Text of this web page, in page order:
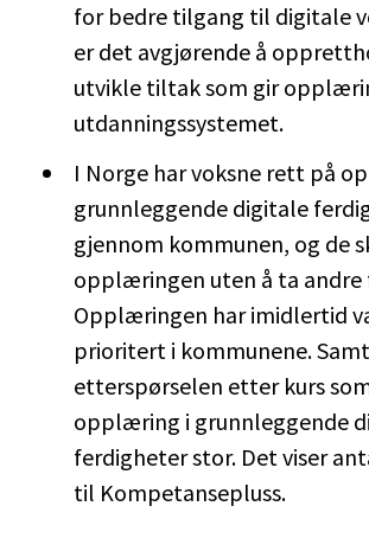
for bedre tilgang til digitale
er det avgjørende å
utvikle tiltak som gir
utdanningssystemet.
I Norge har voksne rett på
grunnleggende digitale
gjennom kommunen, og de
opplæringen uten å ta andre
Opplæringen har imidlertid
prioritert i kommunene.
etterspørselen etter kurs
opplæring i grunnleggende
ferdigheter stor. Det viser
til Kompetansepluss.